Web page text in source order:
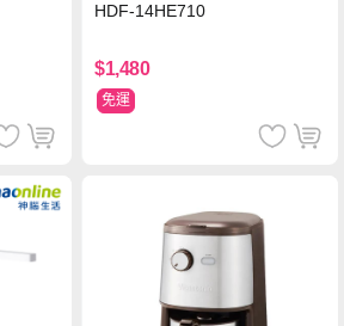
HDF-14HE710
$1,480
免運